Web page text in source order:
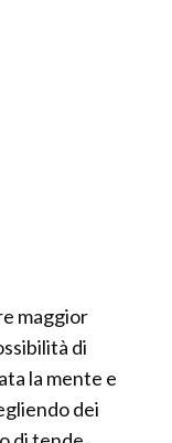
maggior
di
la mente e
dei